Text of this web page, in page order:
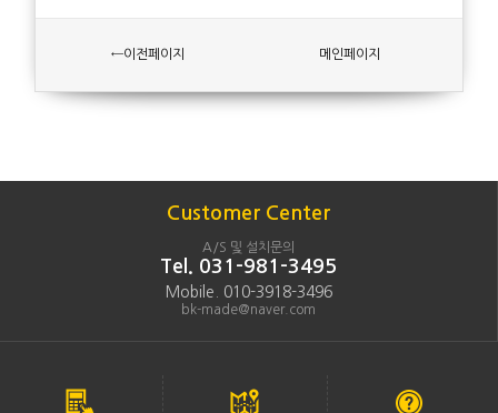
←이전페이지 메인페이지
Customer Center
A/S 및 설치문의
Tel. 031-981-3495
Mobile. 010-3918-3496
bk-made@naver.com